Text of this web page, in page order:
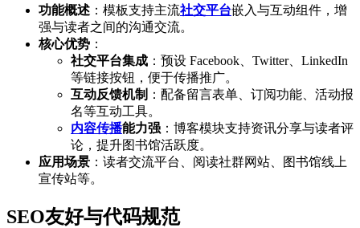
功能概述 ：模板支持主流社交平台嵌入与互动组件，增
强与读者之间的沟通交流。
核心优势 ：
社交平台集成 ：预设 Facebook、Twitter、LinkedIn
等链接按钮，便于传播推广。
互动反馈机制 ：配备留言表单、订阅功能、活动报
名等互动工具。
内容传播能力强 ：博客模块支持资讯分享与读者评
论，提升图书馆活跃度。
应用场景 ：读者交流平台、阅读社群网站、图书馆线上
宣传站等。
SEO友好与代码规范